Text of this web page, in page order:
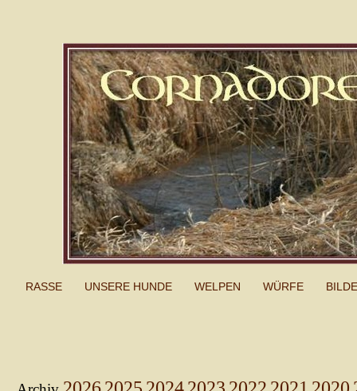
RASSE UNSERE HUNDE WELPEN WÜRFE